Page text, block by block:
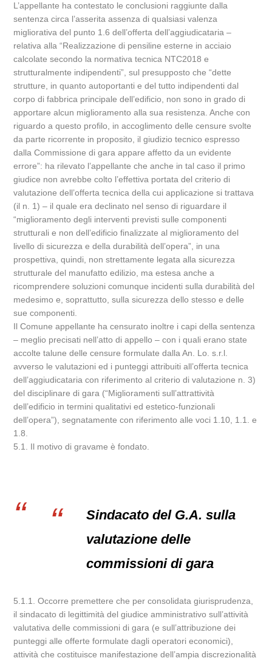
L’appellante ha contestato le conclusioni raggiunte dalla
sentenza circa l’asserita assenza di qualsiasi valenza
migliorativa del punto 1.6 dell’offerta dell’aggiudicataria –
relativa alla “Realizzazione di pensiline esterne in acciaio
calcolate secondo la normativa tecnica NTC2018 e
strutturalmente indipendenti”, sul presupposto che “dette
strutture, in quanto autoportanti e del tutto indipendenti dal
corpo di fabbrica principale dell’edificio, non sono in grado di
apportare alcun miglioramento alla sua resistenza. Anche con
riguardo a questo profilo, in accoglimento delle censure svolte
da parte ricorrente in proposito, il giudizio tecnico espresso
dalla Commissione di gara appare affetto da un evidente
errore”: ha rilevato l’appellante che anche in tal caso il primo
giudice non avrebbe colto l’effettiva portata del criterio di
valutazione dell’offerta tecnica della cui applicazione si trattava
(il n. 1) – il quale era declinato nel senso di riguardare il
“miglioramento degli interventi previsti sulle componenti
strutturali e non dell’edificio finalizzate al miglioramento del
livello di sicurezza e della durabilità dell’opera”, in una
prospettiva, quindi, non strettamente legata alla sicurezza
strutturale del manufatto edilizio, ma estesa anche a
ricomprendere soluzioni comunque incidenti sulla durabilità del
medesimo e, soprattutto, sulla sicurezza dello stesso e delle
sue componenti.
Il Comune appellante ha censurato inoltre i capi della sentenza
– meglio precisati nell’atto di appello – con i quali erano state
accolte talune delle censure formulate dalla An. Lo. s.r.l.
avverso le valutazioni ed i punteggi attribuiti all’offerta tecnica
dell’aggiudicataria con riferimento al criterio di valutazione n. 3)
del disciplinare di gara (“Miglioramenti sull’attrattività
dell’edificio in termini qualitativi ed estetico-funzionali
dell’opera”), segnatamente con riferimento alle voci 1.10, 1.1. e
1.8.
5.1. Il motivo di gravame è fondato.
Sindacato del G.A. sulla
valutazione delle
commissioni di gara
5.1.1. Occorre premettere che per consolidata giurisprudenza,
il sindacato di legittimità del giudice amministrativo sull’attività
valutativa delle commissioni di gara (e sull’attribuzione dei
punteggi alle offerte formulate dagli operatori economici),
attività che costituisce manifestazione dell’ampia discrezionalità